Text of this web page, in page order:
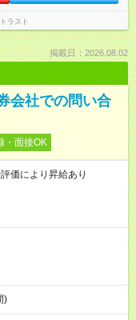
ラスト
掲載日：2026.08.02
会社での問い合
・面接OK
価により昇給あり
)